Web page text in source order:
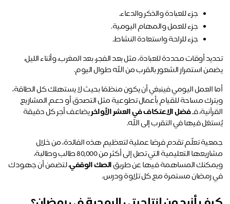
جزء للعبادة والذكر والدعاء.
جزء للعمل والمهام اليومية.
جزء للراحة واستعادة النشاط.
تحديد أوقات محددة للعبادة، مثل بعد الفجر، بعد المغرب، وأثناء الليل،
استمرار الشعور بالقرب من الله طوال اليوم.
أما العمل اليومي فينبغي أن يكون منظمًا بحيث لا يستهلك كل الطاقة،
ويترك مساحة للقيام بأعمال تطوعية مثل التصدق أو دعم المشاريع
فـ فضل الاعتكاف في العشر الأواخر
يضاعف أجر كل دقيقة
فيها في التقرب إلى الله.
جمعية تعلّم تقدم فرصًا عملية لتعظيم هذه الفائدة، من خلال
مشاريعها التعليمية التي تصل إلى أكثر من 80,000 طالب وطالبة،
المساهمة فيها عن طريق الصك الوقفي
، لتضمن أن جهودك
رمضان مستمرة مع كل تلاوة ودرس.